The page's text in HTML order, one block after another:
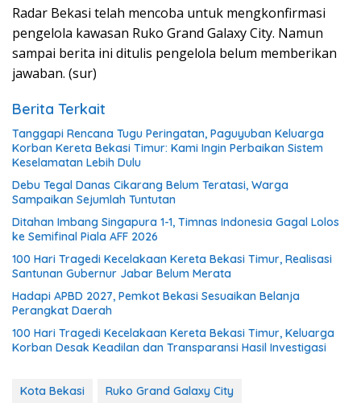
Radar Bekasi telah mencoba untuk mengkonfirmasi
pengelola kawasan Ruko Grand Galaxy City. Namun
sampai berita ini ditulis pengelola belum memberikan
jawaban. (sur)
Berita Terkait
Tanggapi Rencana Tugu Peringatan, Paguyuban Keluarga
Korban Kereta Bekasi Timur: Kami Ingin Perbaikan Sistem
Keselamatan Lebih Dulu
Debu Tegal Danas Cikarang Belum Teratasi, Warga
Sampaikan Sejumlah Tuntutan
Ditahan Imbang Singapura 1-1, Timnas Indonesia Gagal Lolos
ke Semifinal Piala AFF 2026
100 Hari Tragedi Kecelakaan Kereta Bekasi Timur, Realisasi
Santunan Gubernur Jabar Belum Merata
Hadapi APBD 2027, Pemkot Bekasi Sesuaikan Belanja
Perangkat Daerah
100 Hari Tragedi Kecelakaan Kereta Bekasi Timur, Keluarga
Korban Desak Keadilan dan Transparansi Hasil Investigasi
Kota Bekasi Ruko Grand Galaxy City